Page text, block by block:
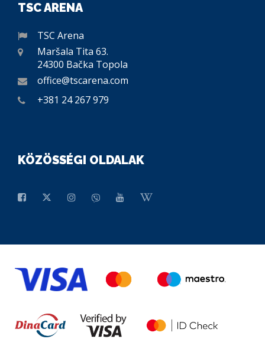
TSC ARENA
TSC Arena
Maršala Tita 63.
24300 Bačka Topola
office@tscarena.com
+381 24 267 979
KÖZÖSSÉGI OLDALAK